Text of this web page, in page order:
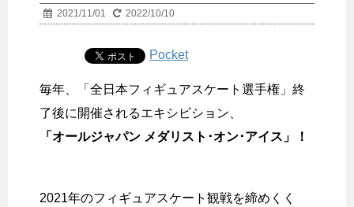
2021/11/01 2022/10/10
Pocket
毎年、「全日本フィギュアスケート選手権」終
了後に開催されるエキシビション、
「オールジャパン メダリスト･オン･アイス」！
2021年のフィギュアスケート観戦を締めくく